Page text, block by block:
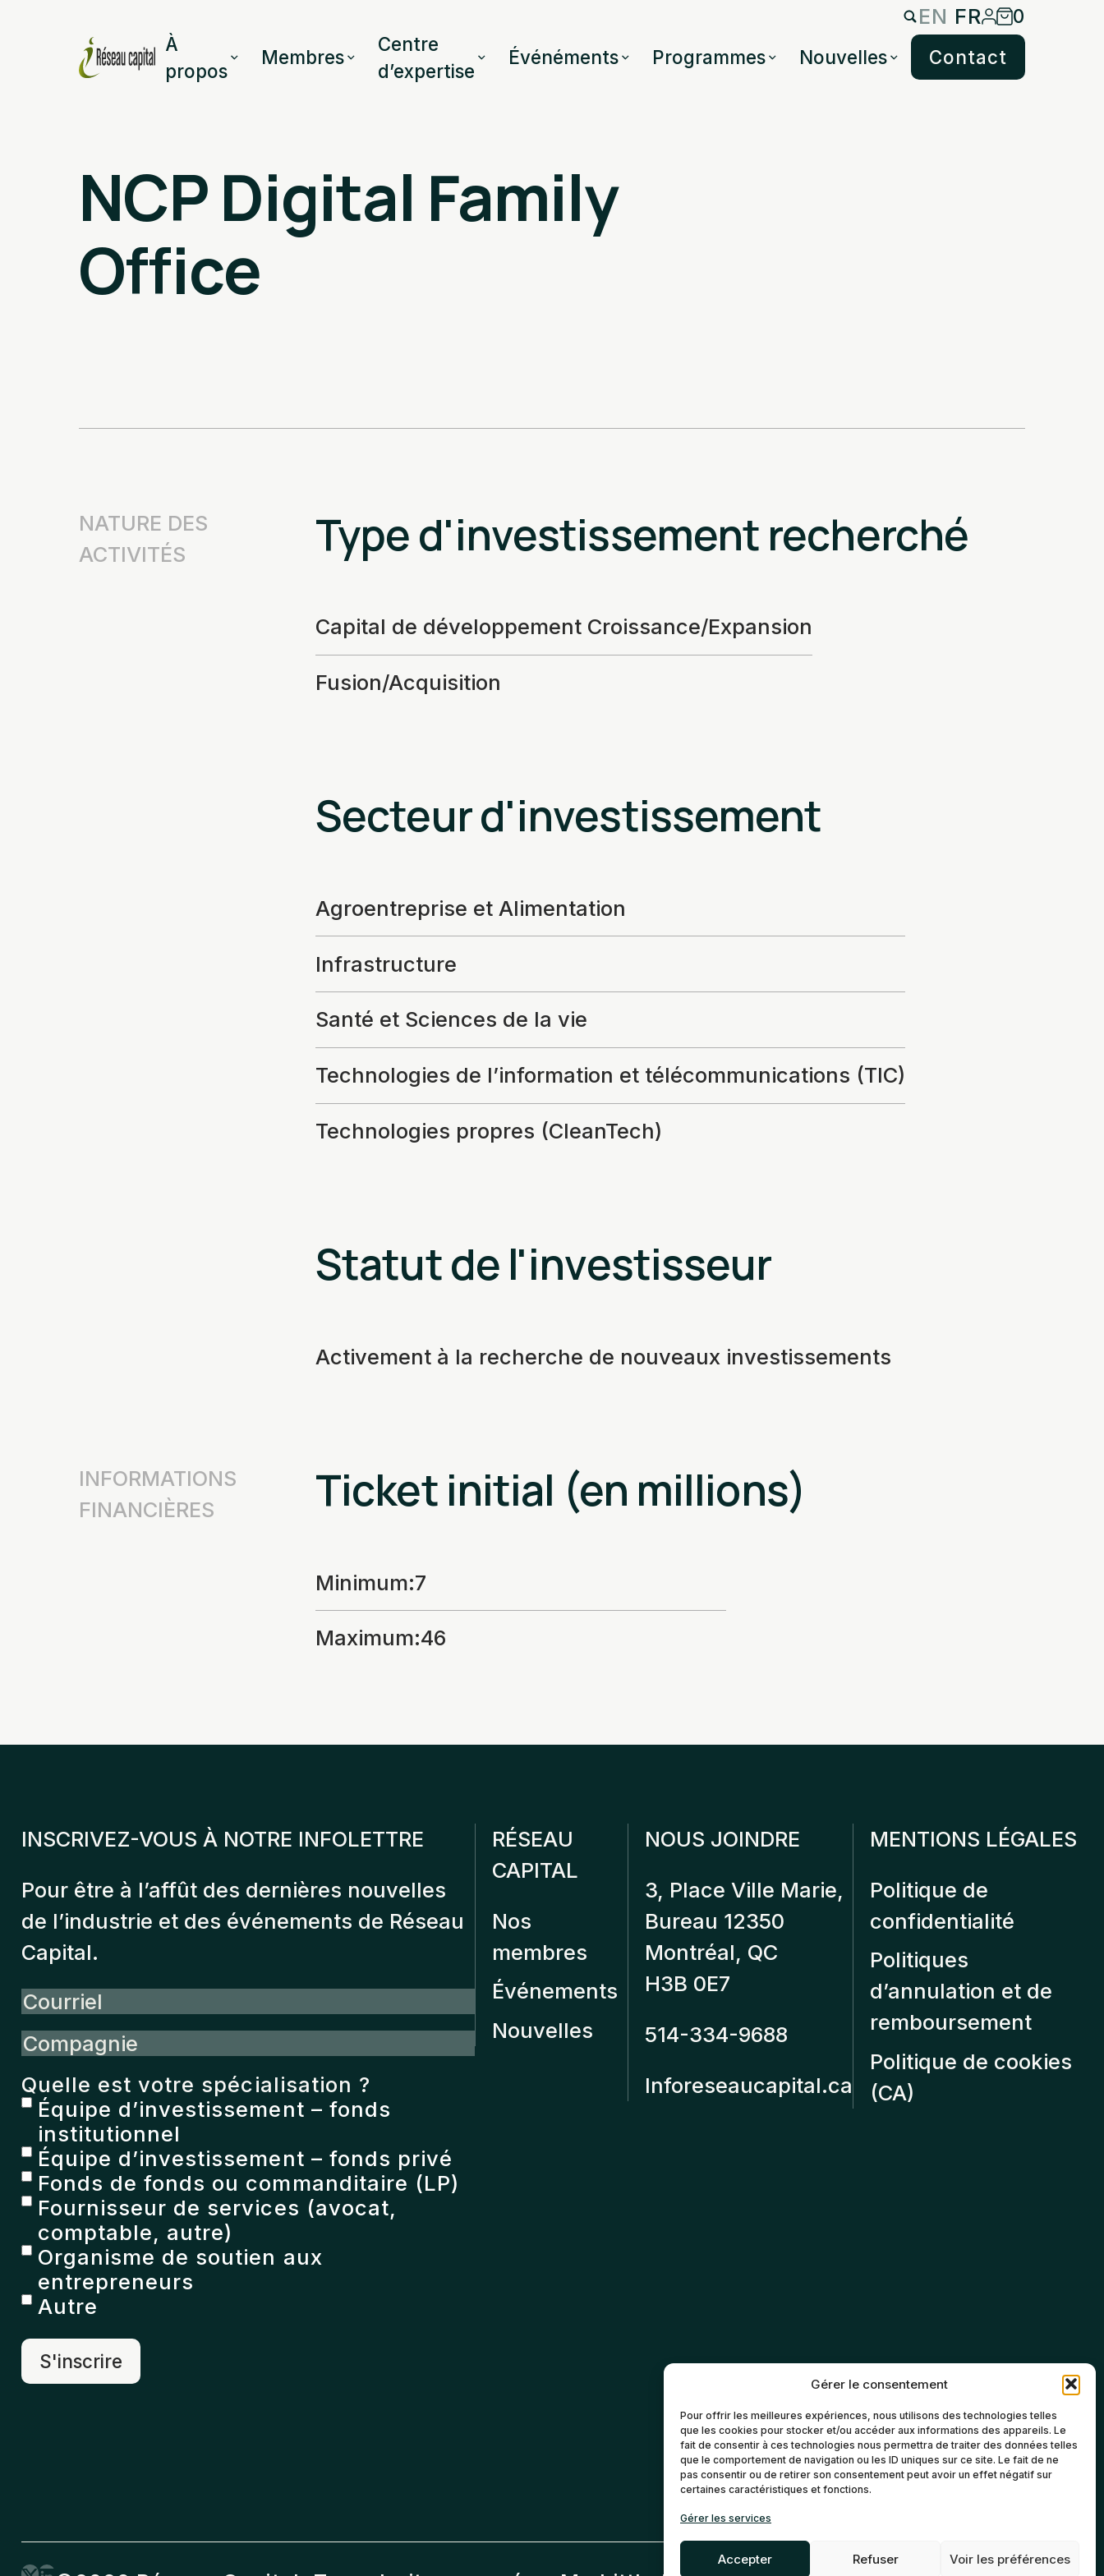
Gérer le consentement
Pour offrir les meilleures expériences, nous utilisons des technologies telles
que les cookies pour stocker et/ou accéder aux informations des appareils. Le
fait de consentir à ces technologies nous permettra de traiter des données telles
que le comportement de navigation ou les ID uniques sur ce site. Le fait de ne
pas consentir ou de retirer son consentement peut avoir un effet négatif sur
certaines caractéristiques et fonctions.
Gérer les services
Accepter Refuser Voir les préférences
EN FR
0
À
propos
Membres
Centre
d’expertise
Événéments Programmes Nouvelles Contact
NCP Digital Family
Office
NATURE DES
ACTIVITÉS
Type d'investissement recherché
Capital de développement Croissance/Expansion
Fusion/Acquisition
Secteur d'investissement
Agroentreprise et Alimentation
Infrastructure
Santé et Sciences de la vie
Technologies de l’information et télécommunications (TIC)
Technologies propres (CleanTech)
Statut de l'investisseur
Activement à la recherche de nouveaux investissements
INFORMATIONS
FINANCIÈRES
Ticket initial (en millions)
Minimum:7
Maximum:46
INSCRIVEZ-VOUS À NOTRE INFOLETTRE
Pour être à l’affût des dernières nouvelles
de l’industrie et des événements de Réseau
Capital.
Courriel
Compagnie
Quelle est votre spécialisation ?
Équipe d’investissement – fonds
institutionnel
Équipe d’investissement – fonds privé
Fonds de fonds ou commanditaire (LP)
Fournisseur de services (avocat,
comptable, autre)
Organisme de soutien aux
entrepreneurs
Autre
RÉSEAU
CAPITAL
Nos
membres
Événements
Nouvelles
NOUS JOINDRE
3, Place Ville Marie,
Bureau 12350
Montréal, QC
H3B 0E7
514-334-9688
Inforeseaucapital.ca
MENTIONS LÉGALES
Politique de
confidentialité
Politiques
d’annulation et de
remboursement
Politique de cookies
(CA)